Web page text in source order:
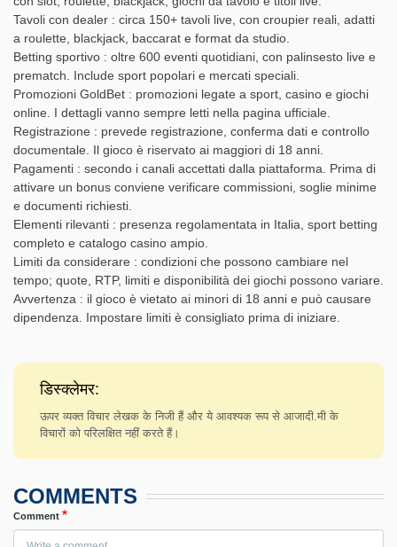
Tavoli con dealer : circa 150+ tavoli live, con croupier reali, adatti
a roulette, blackjack, baccarat e format da studio.
Betting sportivo : oltre 600 eventi quotidiani, con palinsesto live e
prematch. Include sport popolari e mercati speciali.
Promozioni GoldBet : promozioni legate a sport, casino e giochi
online. I dettagli vanno sempre letti nella pagina ufficiale.
Registrazione : prevede registrazione, conferma dati e controllo
documentale. Il gioco è riservato ai maggiori di 18 anni.
Pagamenti : secondo i canali accettati dalla piattaforma. Prima di
attivare un bonus conviene verificare commissioni, soglie minime
e documenti richiesti.
Elementi rilevanti : presenza regolamentata in Italia, sport betting
completo e catalogo casino ampio.
Limiti da considerare : condizioni che possono cambiare nel
tempo; quote, RTP, limiti e disponibilità dei giochi possono variare.
Avvertenza : il gioco è vietato ai minori di 18 anni e può causare
dipendenza. Impostare limiti è consigliato prima di iniziare.
डिस्क्लेमर:
ऊपर व्यक्त विचार लेखक के निजी हैं और ये आवश्यक रूप से आजादी.मी के
विचारों को परिलक्षित नहीं करते हैं।
COMMENTS
Comment